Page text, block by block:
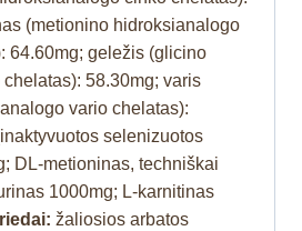
(metionino hidroksianalogo
64.60mg; geležis (glicino
58.30mg; varis
vario chelatas):
selenizuotos
DL-metioninas, techniškai
1000mg; L-karnitinas
žaliosios arbatos